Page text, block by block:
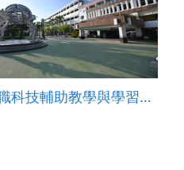
高中職科技輔助教學與學習教案-虎尾高中-地理科